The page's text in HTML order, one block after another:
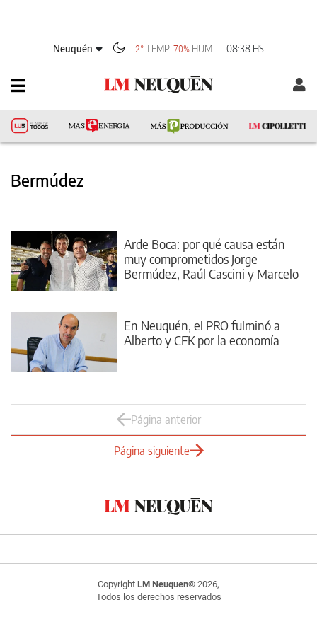
Neuquén 2° TEMP 70% HUM 08:38 HS
Bermúdez
Arde Boca: por qué causa están
muy comprometidos Jorge
Bermúdez, Raúl Cascini y Marcelo
En Neuquén, el PRO fulminó a
Alberto y CFK por la economía
Página anterior
Página siguiente
Copyright LM Neuquen© 2026,
Todos los derechos reservados